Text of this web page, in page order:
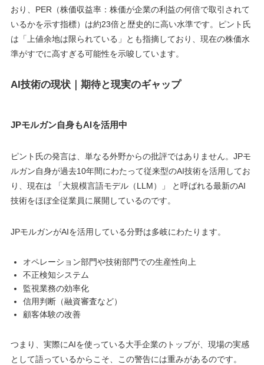
おり、PER（株価収益率：株価が企業の利益の何倍で取引されて
いるかを示す指標）は約23倍と歴史的に高い水準です。ピント氏
は「上値余地は限られている」とも指摘しており、現在の株価水
準がすでに高すぎる可能性を示唆しています。
AI技術の現状｜期待と現実のギャップ
JPモルガン自身もAIを活用中
ピント氏の発言は、単なる外野からの批評ではありません。JPモ
ルガン自身が過去10年間にわたって従来型のAI技術を活用してお
り、現在は 「大規模言語モデル（LLM）」 と呼ばれる最新のAI
技術をほぼ全従業員に展開しているのです。
JPモルガンがAIを活用している分野は多岐にわたります。
オペレーション部門や技術部門での生産性向上
不正検知システム
監視業務の効率化
信用判断（融資審査など）
顧客体験の改善
つまり、実際にAIを使っている大手企業のトップが、現場の実感
として語っているからこそ、この警告には重みがあるのです。